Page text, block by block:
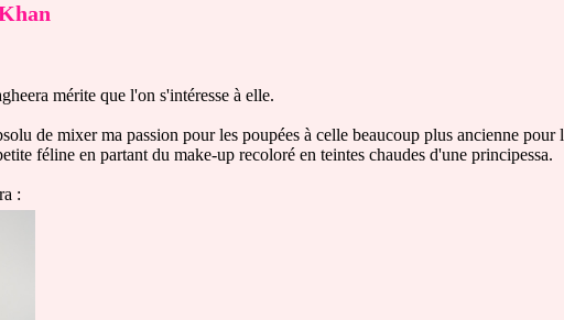
mérite que l'on s'intéresse à elle.
de mixer ma passion pour les poupées à celle beaucoup plus ancienne
féline en partant du make-up recoloré en teintes chaudes d'une principessa.
: